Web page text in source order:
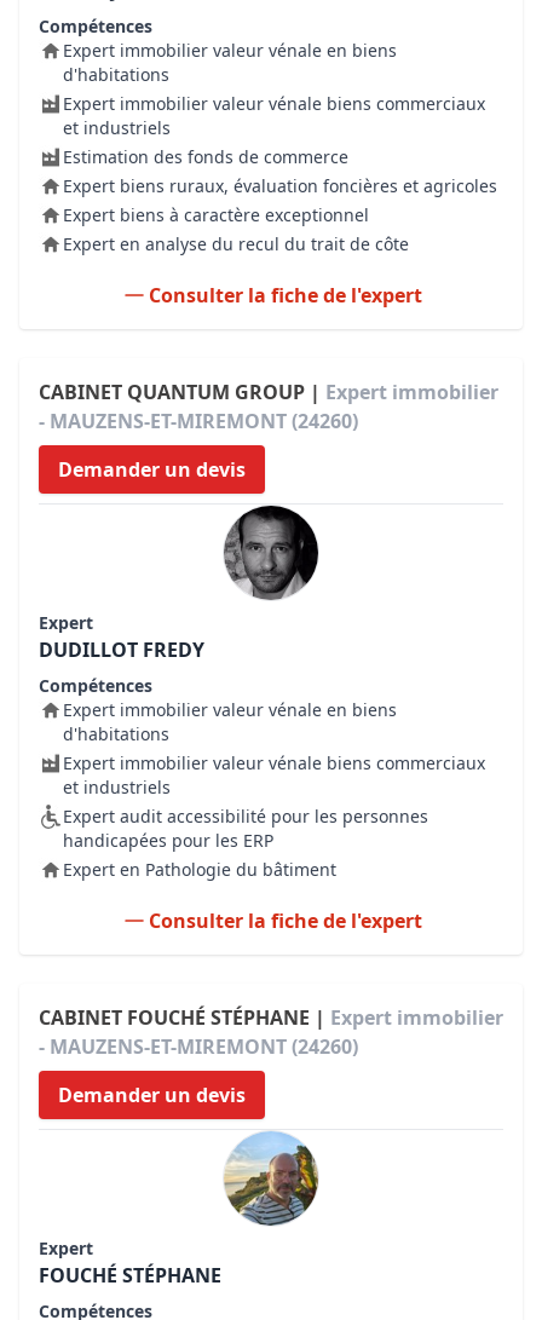
Compétences
Expert immobilier valeur vénale en biens
d'habitations
Expert immobilier valeur vénale biens commerciaux
et industriels
Estimation des fonds de commerce
Expert biens ruraux, évaluation foncières et agricoles
Expert biens à caractère exceptionnel
Expert en analyse du recul du trait de côte
Consulter la fiche de l'expert
CABINET QUANTUM GROUP | Expert immobilier
- MAUZENS-ET-MIREMONT (24260)
Demander un devis
Expert
DUDILLOT FREDY
Compétences
Expert immobilier valeur vénale en biens
d'habitations
Expert immobilier valeur vénale biens commerciaux
et industriels
Expert audit accessibilité pour les personnes
handicapées pour les ERP
Expert en Pathologie du bâtiment
Consulter la fiche de l'expert
CABINET FOUCHÉ STÉPHANE | Expert immobilier
- MAUZENS-ET-MIREMONT (24260)
Demander un devis
Expert
FOUCHÉ STÉPHANE
Compétences